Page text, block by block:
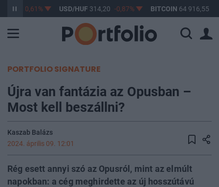
-0,61% USD/HUF 314,20 -0,87% BITCOIN64 916,55
PORTFOLIO SIGNATURE
Újra van fantázia az Opusban –
Most kell beszállni?
Kaszab Balázs
2024. április 09. 12:01
Rég esett annyi szó az Opusról, mint az elmúlt
napokban: a cég meghirdette az új hosszútávú